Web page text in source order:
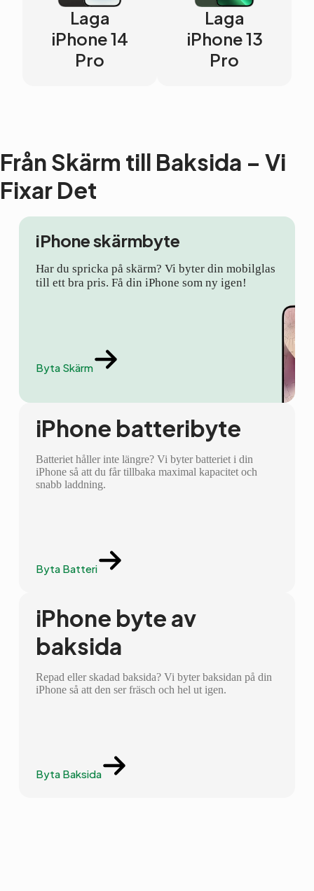
Laga
iPhone 14
Pro
Laga
iPhone 13
Pro
Från Skärm till Baksida – Vi
Fixar Det
iPhone skärmbyte
Har du spricka på skärm? Vi byter din mobilglas
till ett bra pris. Få din iPhone som ny igen!
Byta Skärm
iPhone batteribyte
Batteriet håller inte längre? Vi byter batteriet i din
iPhone så att du får tillbaka maximal kapacitet och
snabb laddning.
Byta Batteri
iPhone byte av
baksida
Repad eller skadad baksida? Vi byter baksidan på din
iPhone så att den ser fräsch och hel ut igen.
Byta Baksida